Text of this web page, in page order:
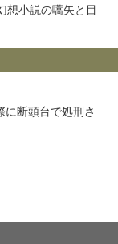
想小説の嚆矢と目
断頭台で処刑さ